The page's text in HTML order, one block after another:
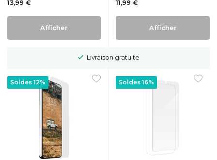
13,99 €
Afficher
11,99 €
Afficher
Délai de rétractation de 100 jours
Soldes 12% Soldes 16%